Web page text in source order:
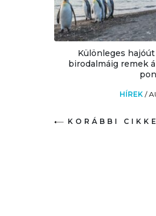
Különleges
birodalmáig remek
HÍREK/
KORÁBBI